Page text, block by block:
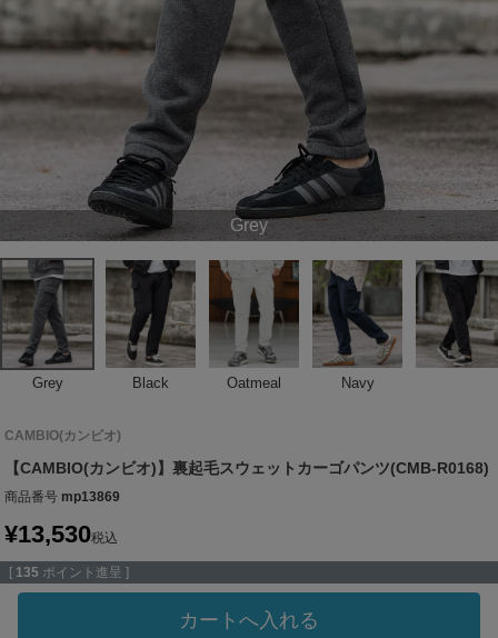
Grey
Grey Black Oatmeal Navy
CAMBIO(カンビオ)
【CAMBIO(カンビオ)】裏起毛スウェットカーゴパンツ(CMB-R0168)
商品番号 mp13869
¥13,530税込
[ 135 ポイント進呈 ]
カートへ入れる